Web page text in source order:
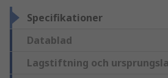
Specifikationer
Datablad
Lagstiftning och